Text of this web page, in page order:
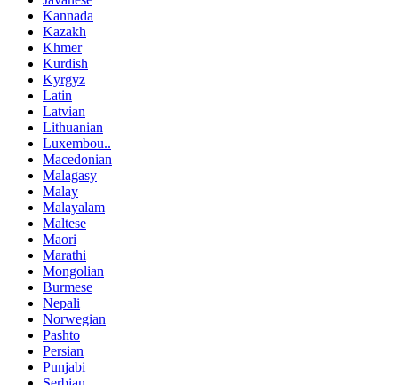
Kannada
Kazakh
Khmer
Kurdish
Kyrgyz
Latin
Latvian
Lithuanian
Luxembou..
Macedonian
Malagasy
Malay
Malayalam
Maltese
Maori
Marathi
Mongolian
Burmese
Nepali
Norwegian
Pashto
Persian
Punjabi